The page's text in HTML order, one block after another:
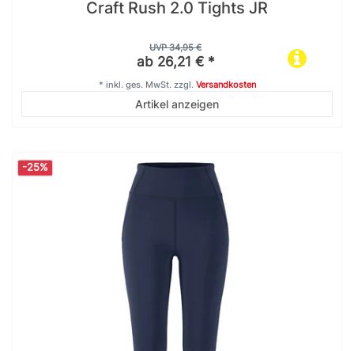
Craft Rush 2.0 Tights JR
UVP 34,95 €
ab 26,21 € *
Artikel anzeigen
* inkl. ges. MwSt.zzgl. Versandkosten
-25%